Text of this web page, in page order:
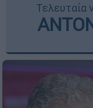
Τελευταία